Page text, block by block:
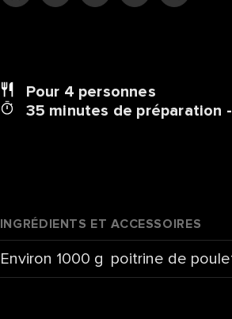
Pour 4 personnes
35 minutes de préparation
INGRÉDIENTS ET ACCESSOIRES
Environ 1000 g poitrine de